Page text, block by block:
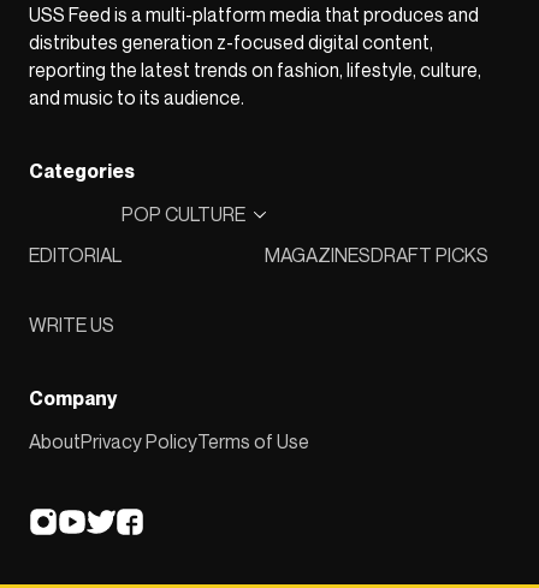
USS Feed is a multi-platform media that produces and
distributes generation z-focused digital content,
reporting the latest trends on fashion, lifestyle, culture,
and music to its audience.
Categories
EDITORIAL
POP CULTURE
MAGAZINESDRAFT PICKS
WRITE US
Company
AboutPrivacy PolicyTerms of Use